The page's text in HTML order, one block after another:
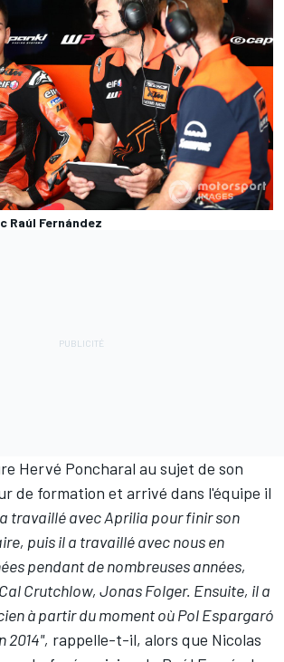
Raúl Fernández
Hervé Poncharal au sujet de son
de formation et arrivé dans l'équipe il
travaillé avec Aprilia pour finir son
puis il a travaillé avec nous en
pendant de nombreuses années,
Crutchlow, Jonas Folger. Ensuite, il a
à partir du moment où Pol Espargaró
2014", rappelle-t-il, alors que Nicolas